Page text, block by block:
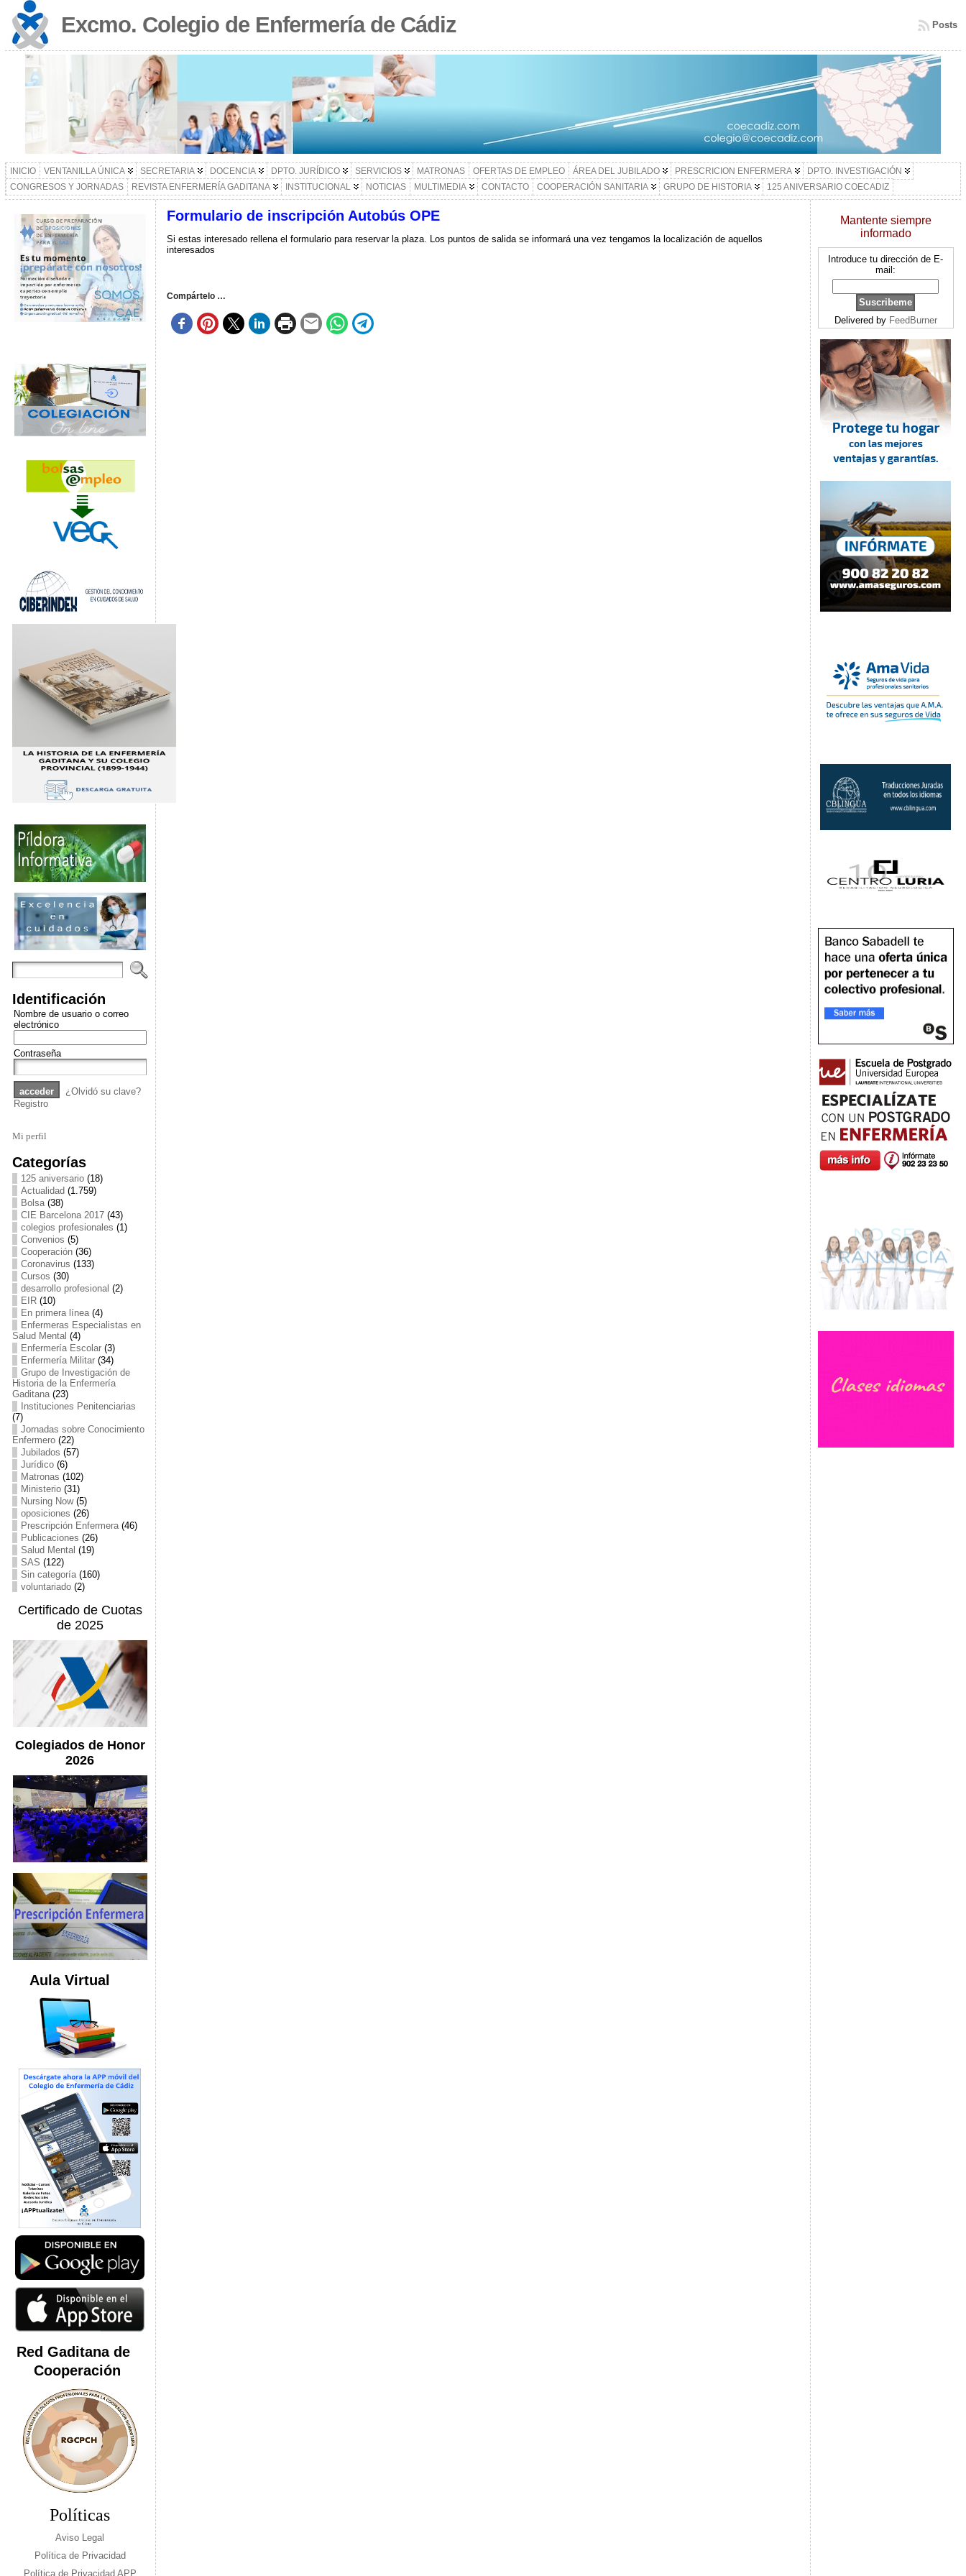
Excmo. Colegio de Enfermería de Cádiz Posts
INICIO VENTANILLA ÚNICA SECRETARIA DOCENCIA DPTO. JURÍDICO SERVICIOS MATRONAS OFERTAS DE EMPLEO ÁREA DEL JUBILADO PRESCRICION ENFERMERA
DPTO. INVESTIGACIÓN
CONGRESOS Y JORNADAS
REVISTA ENFERMERÍA GADITANA INSTITUCIONAL NOTICIAS MULTIMEDIA CONTACTO COOPERACIÓN SANITARIA GRUPO DE HISTORIA 125 ANIVERSARIO COECADIZ
Identificación
Nombre de usuario o correo
electrónico
Contraseña
¿Olvidó su clave?
Registro
Mi perfil
Categorías
125 aniversario(18)
Actualidad (1.759)
Bolsa(38)
CIE Barcelona 2017(43)
colegios profesionales (1)
Convenios (5)
Cooperación(36)
Coronavirus (133)
Cursos (30)
desarrollo profesional (2)
EIR(10)
En primera línea(4)
Enfermeras Especialistas en
Salud Mental (4)
Enfermería Escolar(3)
Enfermería Militar(34)
Grupo de Investigación de
Historia de la Enfermería
Gaditana(23)
Instituciones Penitenciarias
(7)
Jornadas sobre Conocimiento
Enfermero(22)
Jubilados (57)
Jurídico(6)
Matronas (102)
Ministerio(31)
Nursing Now(5)
oposiciones (26)
Prescripción Enfermera(46)
Publicaciones (26)
Salud Mental (19)
SAS (122)
Sin categoría(160)
voluntariado(2)
Certificado de Cuotas
de 2025
Colegiados de Honor
2026
Aula Virtual
Red Gaditana de
Cooperación
Políticas
Aviso Legal
Política de Privacidad
Política de Privacidad APP
Formulario de inscripción Autobús OPE
Si estas interesado rellena el formulario para reservar la plaza. Los puntos de salida se informará una vez tengamos la localización de aquellos
interesados
Compártelo …
Mantente siempre
informado
Introduce tu dirección de E-
mail:
Delivered by FeedBurner